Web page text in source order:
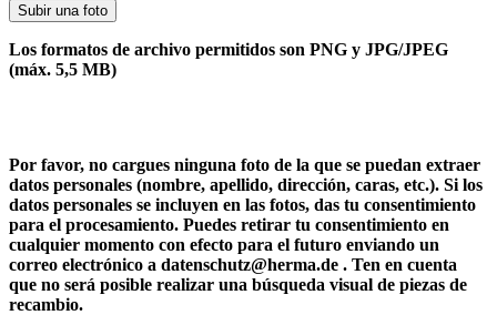
Subir una foto
Los formatos de archivo permitidos son PNG y JPG/JPEG
(máx. 5,5 MB)
Por favor, no cargues ninguna foto de la que se puedan extraer
datos personales (nombre, apellido, dirección, caras, etc.). Si los
datos personales se incluyen en las fotos, das tu consentimiento
para el procesamiento. Puedes retirar tu consentimiento en
cualquier momento con efecto para el futuro enviando un
correo electrónico a datenschutz@herma.de . Ten en cuenta
que no será posible realizar una búsqueda visual de piezas de
recambio.